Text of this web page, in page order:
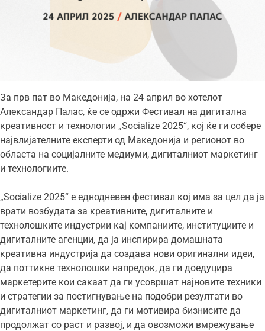
За прв пат во Македонија, на 24 април во хотелот
Александар Палас, ќе се одржи Фестивал на дигитална
креативност и технологии „Socialize 2025“, кој ќе ги собере
највлијателните експерти од Македонија и регионот во
областа на социјалните медиуми, дигиталниот маркетинг
и технологиите.
„Socialize 2025“ е еднодневен фестивал кој има за цел да ја
врати возбудата за креативните, дигиталните и
технолошките индустрии кај компаниите, институциите и
дигиталните агенции, да ја инспирира домашната
креативна индустрија да создава нови оригинални идеи,
да поттикне технолошки напредок, да ги доедуцира
маркетерите кои сакаат да ги усовршат најновите техники
и стратегии за постигнување на подобри резултати во
дигиталниот маркетинг, да ги мотивира бизнисите да
продолжат со раст и развој, и да овозможи вмрежување